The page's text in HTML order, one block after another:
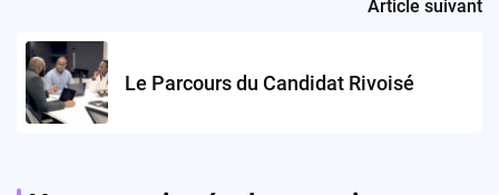
Article suivant
Le Parcours du Candidat Rivoisé